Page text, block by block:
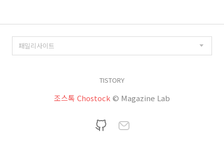
TISTORY
조스톡 Chostock © Magazine Lab